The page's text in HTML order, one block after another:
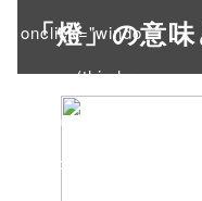
onclick="windo
w.open(this.hre
f, 'Gwindow',
'width=550,
「燈」の意